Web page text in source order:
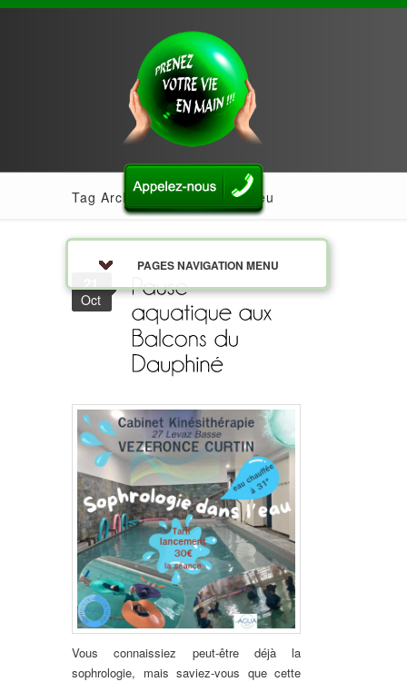
PAGES NAVIGATION MENU
Tag Archives: bouvessequirieu
21
Oct
Vous connaissiez peut-être déjà la
sophrologie, mais saviez-vous que cette